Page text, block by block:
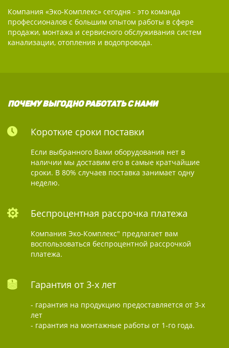
Компания «Эко-Комплекс» сегодня - это команда
профессионалов с большим опытом работы в сфере
продажи, монтажа и сервисного обслуживания систем
канализации, отопления и водопровода.
ПОЧЕМУ ВЫГОДНО РАБОТАТЬ С НАМИ
Короткие сроки поставки
Если выбранного Вами оборудования нет в
наличии мы доставим его в самые кратчайшие
сроки. В 80% случаев поставка занимает одну
неделю.
Беспроцентная рассрочка платежа
Компания Эко-Комплекс" предлагает вам
воспользоваться беспроцентной рассрочкой
платежа.
Гарантия от 3-х лет
- гарантия на продукцию предоставляется от 3-х
лет
- гарантия на монтажные работы от 1-го года.